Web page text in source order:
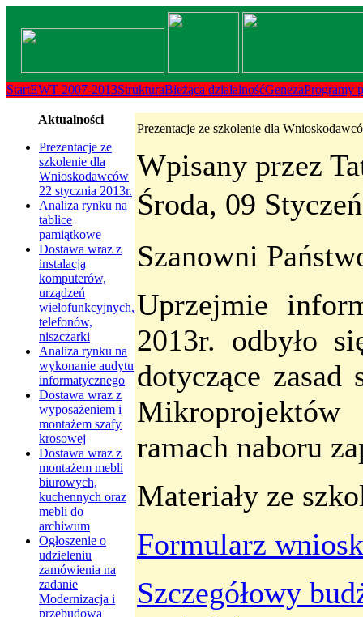
Transmenu
by
JoomlArt.com
Mambo
Joomla
Professional
Templates
Club
StartEWT 2007-2013StrukturaBieżąca działalnośćGenezaProgramy
Aktualności
Prezentacje ze
szkolenie dla
Wnioskodawców
22 stycznia 2013r.
Analiza rynku na
tablice
pamiątkowe
Dostawa wraz z
instalacją
komputerów,
urządzeń
wielofunkcyjnych,
telefonów,
niszczarki
Analiza rynku na
wykonanie audytu
informatycznego
Dostawa wraz z
wyposażeniem i
montażem szafy
krosowej
Dostawa wraz z
montażem mebli
biurowych,
kuchennych oraz
mebli do
archiwum
Ogłoszenie o
udzieleniu
zamówienia na
zadanie
Modernizacja i
przebudowa
Prezentacje ze szkolenie dla
Wpisany przez
Środa, 09
Szanowni
Uprzejmie
2013r. odbyło
dotyczące zasad
ramach naboru
Materiały ze
Formularz
Szczegółowy